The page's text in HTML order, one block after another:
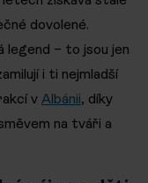
dovolené.
legend – to jsou jen
i ​​ti nejmladší
v Albánii, díky
na tváři a